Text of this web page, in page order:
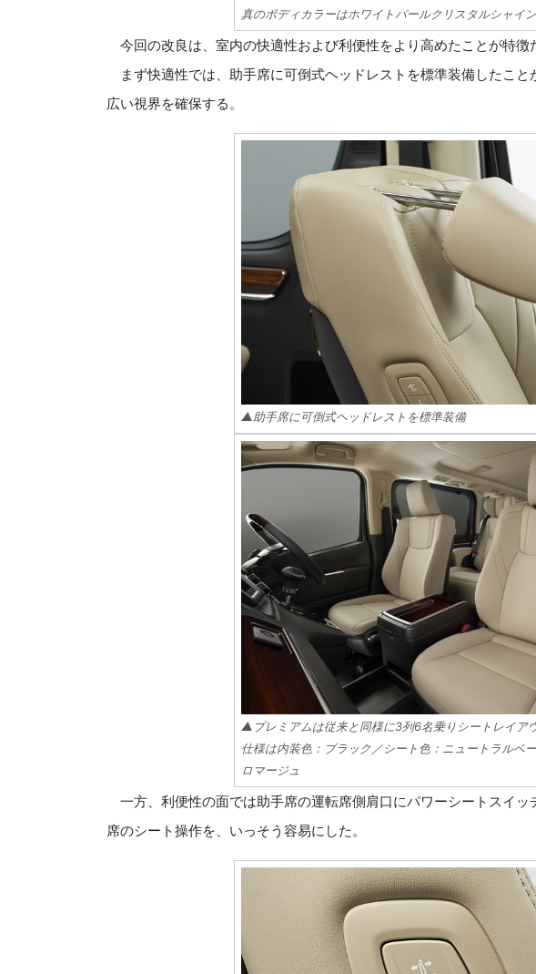
真のボディカラーはホワイトパールクリスタルシャイン
今回の改良は、室内の快適性および利便性をより高めたことが特徴
まず快適性では、助手席に可倒式ヘッドレストを標準装備したこ
広い視界を確保する。
▲助手席に可倒式ヘッドレストを標準装備
▲プレミアムは従来と同様に3列6名乗りシートレイア
仕様は内装色：ブラック／シート色：ニュートラルベ
ロマージュ
一方、利便性の面では助手席の運転席側肩口にパワーシートスイ
席のシート操作を、いっそう容易にした。